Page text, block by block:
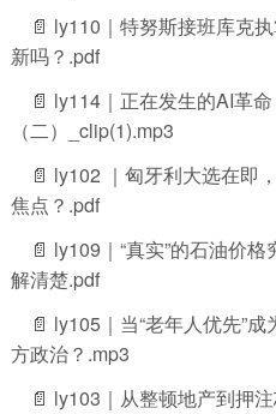
📄 ly110｜特努斯接班库克
新吗？.pdf
📄 ly114｜正在发生的AI革
（二）_clip(1).mp3
📄 ly102 ｜匈牙利大选在即
焦点？.pdf
📄 ly109｜“真实”的石油价
解清楚.pdf
📄 ly105｜当“老年人优先”
方政治？.mp3
📄 ly103｜从整顿地产到押